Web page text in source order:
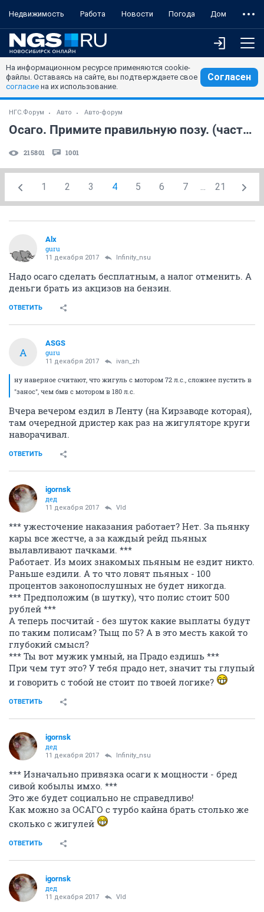
Недвижимость Работа Новости Погода Дом
На информационном ресурсе применяются cookie-
файлы. Оставаясь на сайте, вы подтверждаете свое
согласие на их использование.
Согласен
НГС.Форум Авто Авто-форум
Осаго. Примите правильную позу. (часть 4)
215801 1001
1 2 3 4 5 6 7 ... 21
Alx
guru
11 декабря 2017 Infinity_nsu
Надо осаго сделать бесплатным, а налог отменить. А
деньги брать из акцизов на бензин.
ОТВЕТИТЬ
A
ASGS
guru
11 декабря 2017 ivаn_zh
ну наверное считают, что жигуль с мотором 72 л.с., сложнее пустить в
"занос", чем бмв с мотором в 180 л.с.
Вчера вечером ездил в Ленту (на Кирзаводе которая),
там очередной дристер как раз на жигуляторе круги
наворачивал.
ОТВЕТИТЬ
igornsk
дед
11 декабря 2017 Vld
*** ужесточение наказания работает? Нет. За пьянку
кары все жестче, а за каждый рейд пьяных
вылавливают пачками. ***
Работает. Из моих знакомых пьяным не ездит никто.
Раньше ездили. А то что ловят пьяных - 100
процентов законопослушных не будет никогда.
*** Предположим (в шутку), что полис стоит 500
рублей ***
А теперь посчитай - без шуток какие выплаты будут
по таким полисам? Тыщ по 5? А в это месть какой то
глубокий смысл?
*** Ты вот мужик умный, на Прадо ездишь ***
При чем тут это? У тебя прадо нет, значит ты глупый
и говорить с тобой не стоит по твоей логике?
ОТВЕТИТЬ
igornsk
дед
11 декабря 2017 Infinity_nsu
*** Изначально привязка осаги к мощности - бред
сивой кобылы имхо. ***
Это же будет социально не справедливо!
Как можно за ОСАГО с турбо кайна брать столько же
сколько с жигулей
ОТВЕТИТЬ
igornsk
дед
11 декабря 2017 Vld